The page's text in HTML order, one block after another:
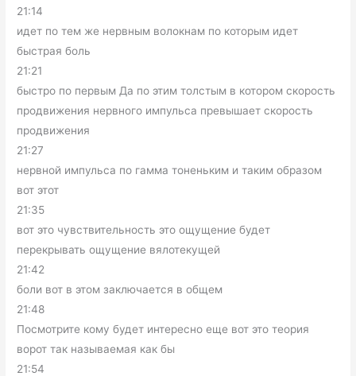
21:14
идет по тем же нервным волокнам по которым идет
быстрая боль
21:21
быстро по первым Да по этим толстым в котором скорость
продвижения нервного импульса превышает скорость
продвижения
21:27
нервной импульса по гамма тоненьким и таким образом
вот этот
21:35
вот это чувствительность это ощущение будет
перекрывать ощущение вялотекущей
21:42
боли вот в этом заключается в общем
21:48
Посмотрите кому будет интересно еще вот это теория
ворот так называемая как бы
21:54